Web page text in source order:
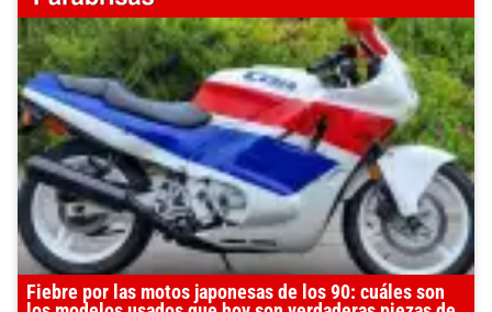
Fiebre por las motos japonesas de los 90: cuáles son